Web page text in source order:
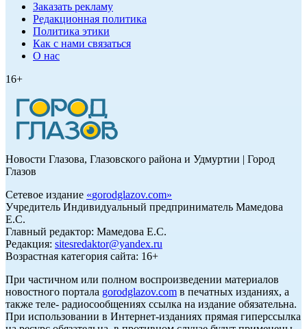
Заказать рекламу
Редакционная политика
Политика этики
Как с нами связаться
О нас
16+
Новости Глазова, Глазовского района и Удмуртии | Город
Глазов
Сетевое издание «gorodglazov.com»
Учредитель Индивидуальный предприниматель Мамедова
Е.С.
Главный редактор: Мамедова Е.С.
Редакция: sitesredaktor@yandex.ru
Возрастная категория сайта: 16+
При частичном или полном воспроизведении материалов
новостного портала gorodglazov.com в печатных изданиях, а
также теле- радиосообщениях ссылка на издание обязательна.
При использовании в Интернет-изданиях прямая гиперссылка